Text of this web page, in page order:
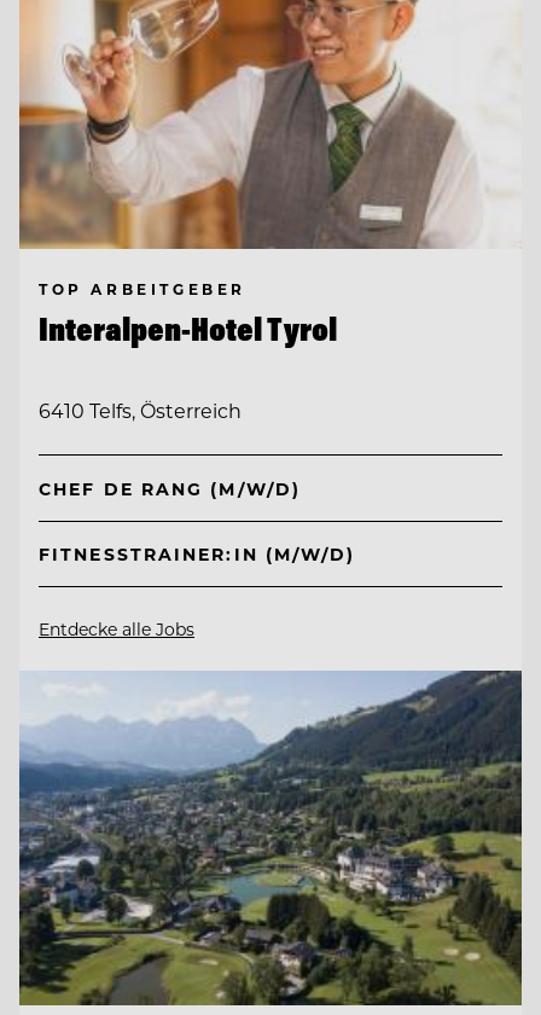
TOP ARBEITGEBER
Interalpen-Hotel Tyrol
6410 Telfs, Österreich
CHEF DE RANG (M/W/D)
FITNESSTRAINER:IN (M/W/D)
Entdecke alle Jobs